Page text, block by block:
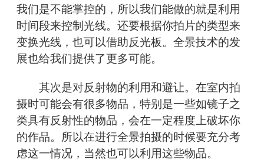
我们是不能掌控的，所以我们能做的就是利用
时间段来控制光线。还要根据你拍片的类型来
变换光线，也可以借助反光板。全景技术的发
展也给我们提供了更多可能。
其次是对反射物的利用和避让。在室内拍
摄时可能会有很多物品，特别是一些如镜子之
类具有反射性的物品，会在一定程度上破坏你
的作品。所以在进行全景拍摄的时候要充分考
虑这一情况，当然也可以利用这些物品。